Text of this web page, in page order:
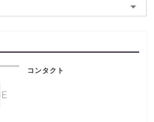
コンタクト